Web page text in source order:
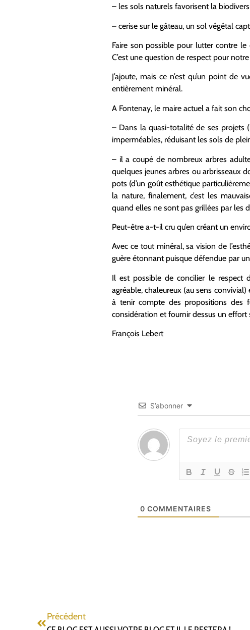
– les sols naturels favorisent la
– cerise sur le gâteau, un sol végétal
Faire son possible pour lutter contre
C’est une question de respect pour
J’ajoute, mais ce n’est qu’un point de
entièrement minéral.
A Fontenay, le maire actuel a fait son
– Dans la quasi-totalité de ses projets
imperméables, réduisant les sols de
– il a coupé de nombreux arbres
quelques jeunes arbres ou arbrisseaux
pots (d’un goût esthétique
la nature, finalement, c’est les
quand elles ne sont pas grillées par les
Peut-être a-t-il cru qu’en créant un
Avec ce tout minéral, sa vision de
guère étonnant puisque défendue par
Il est possible de concilier le respect
agréable, chaleureux (au sens
à tenir compte des propositions des
considération et fournir dessus un effort
François Lebert
S’abonner
0 COMMENTAIRES
Précédent